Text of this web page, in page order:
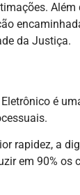
Além
da Justiça.
é
rapidez, a
em 90% os